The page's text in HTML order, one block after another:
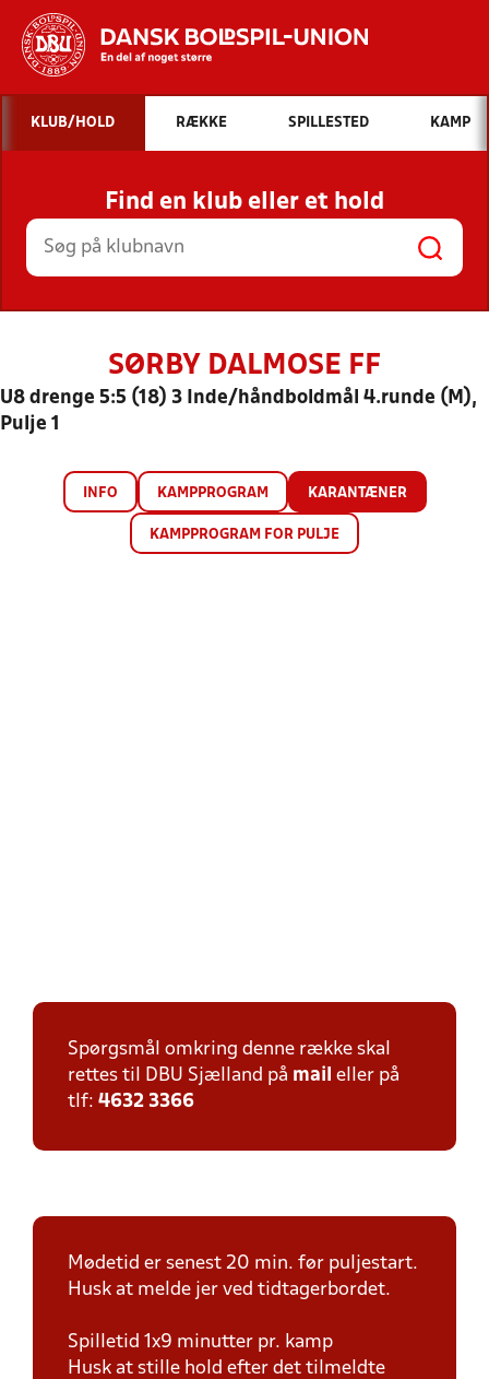
Hvad vil du søge efter?
INDHOLD OG NYHEDER
STILLINGER, RESULTATER, KLUBBER OG
HOLD
KLUB/HOLD RÆKKE SPILLESTED KAMP
Find en klub eller et hold
SØRBY DALMOSE FF
U8 drenge 5:5 (18) 3 Inde/håndboldmål 4.runde (M),
Pulje 1
INFO KAMPPROGRAM KARANTÆNER
KAMPPROGRAM FOR PULJE
Spørgsmål omkring denne række skal
rettes til DBU Sjælland på mail eller på
tlf: 4632 3366
Mødetid er senest 20 min. før puljestart.
Husk at melde jer ved tidtagerbordet.
Spilletid 1x9 minutter pr. kamp
Husk at stille hold efter det tilmeldte